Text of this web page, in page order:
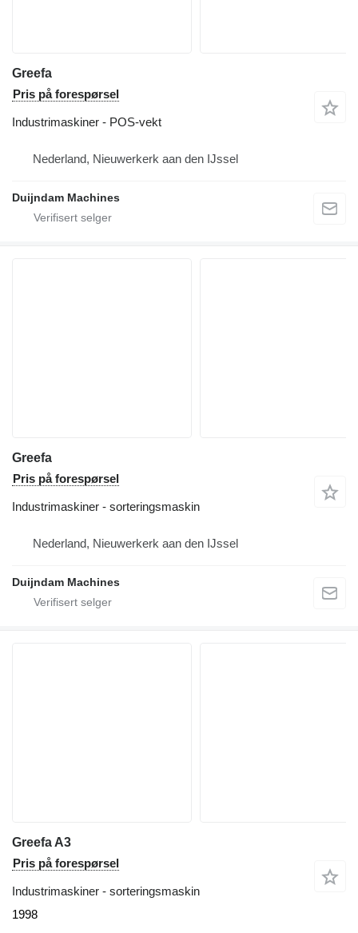
Greefa
Pris på forespørsel
Industrimaskiner - POS-vekt
Nederland, Nieuwerkerk aan den IJssel
Duijndam Machines
Greefa
Pris på forespørsel
Industrimaskiner - sorteringsmaskin
Nederland, Nieuwerkerk aan den IJssel
Duijndam Machines
Greefa A3
Pris på forespørsel
Industrimaskiner - sorteringsmaskin
1998